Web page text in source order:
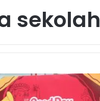
sekolah